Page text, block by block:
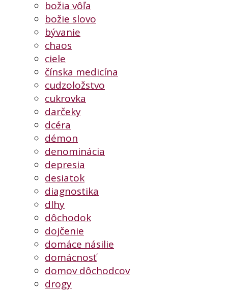
božia vôľa
božie slovo
bývanie
chaos
ciele
čínska medicína
cudzoložstvo
cukrovka
darčeky
dcéra
démon
denominácia
depresia
desiatok
diagnostika
dlhy
dôchodok
dojčenie
domáce násilie
domácnosť
domov dôchodcov
drogy